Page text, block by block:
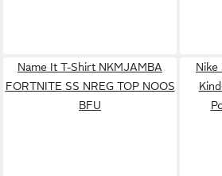
Name It T-Shirt NKMJAMBA
FORTNITE SS NREG TOP NOOS
BFU